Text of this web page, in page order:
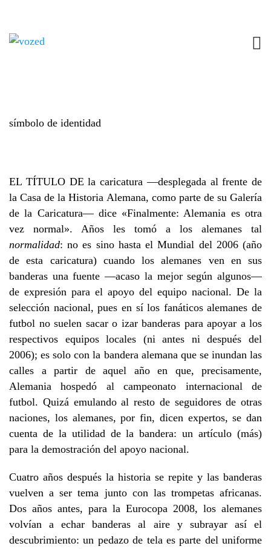
MAS SI ONDEARE UN EXTRAÑO COBIJO
símbolo de identidad
EL TÍTULO DE la caricatura —desplegada al frente de
la Casa de la Historia Alemana, como parte de su Galería
de la Caricatura— dice «Finalmente: Alemania es otra
vez normal». Años les tomó a los alemanes tal
normalidad: no es sino hasta el Mundial del 2006 (año
de esta caricatura) cuando los alemanes ven en sus
banderas una fuente —acaso la mejor según algunos—
de expresión para el apoyo del equipo nacional. De la
selección nacional, pues en sí los fanáticos alemanes de
futbol no suelen sacar o izar banderas para apoyar a los
respectivos equipos locales (ni antes ni después del
2006); es solo con la bandera alemana que se inundan las
calles a partir de aquel año en que, precisamente,
Alemania hospedó al campeonato internacional de
futbol. Quizá emulando al resto de seguidores de otras
naciones, los alemanes, por fin, dicen expertos, se dan
cuenta de la utilidad de la bandera: un artículo (más)
para la demostración del apoyo nacional.
Cuatro años después la historia se repite y las banderas
vuelven a ser tema junto con las trompetas africanas.
Dos años antes, para la Eurocopa 2008, los alemanes
volvían a echar banderas al aire y subrayar así el
descubrimiento: un pedazo de tela es parte del uniforme